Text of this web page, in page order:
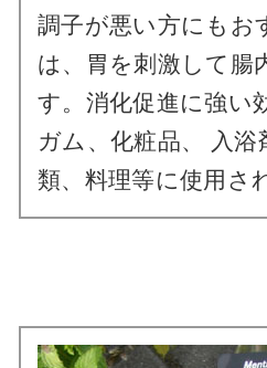
調子が悪い方にもお
は、胃を刺激して腸
す。消化促進に強い
ガム、化粧品、 入
類、料理等に使用さ